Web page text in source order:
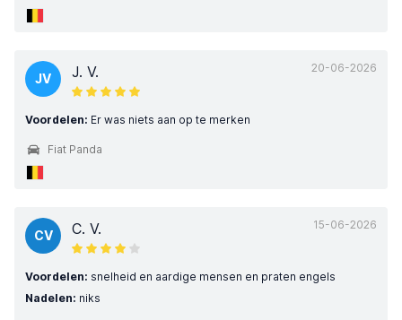
20-06-2026
JV J. V.
Voordelen: Er was niets aan op te merken
Fiat Panda
15-06-2026
CV C. V.
Voordelen: snelheid en aardige mensen en praten engels
Nadelen: niks